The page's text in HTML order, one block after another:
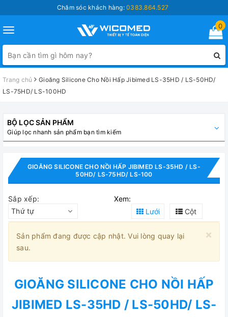
Chăm sóc khách hàng:0383.864.527
Toggle
navigation
0
Trang chủ
Gioăng Silicone Cho Nồi Hấp Jibimed LS-35HD / LS-50HD/
LS-75HD/ LS-100HD
BỘ LỌC SẢN PHẨM
Giúp lọc nhanh sản phẩm bạn tìm kiếm
GIOĂNG SILICONE CHO NỒI HẤP JIBIMED LS-35HD / LS-
50HD/ LS-75HD/ LS-100
Sắp xếp:
Thứ tự
Xem:
Lưới
Cột
×
Sản phẩm đang được cập nhật. Vui lòng quay lại
sau.
GIOĂNG SILICONE CHO NỒI HẤP
JIBIMED LS-35HD / LS-50HD/ LS-